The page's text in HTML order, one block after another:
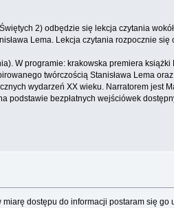
2) odbędzie się lekcja czytania
Lema. Lekcja czytania rozpocznie
W programie: krakowska premiera
twórczością Stanisława Lema
wydarzeń XX wieku. Narratorem
podstawie bezpłatnych wejściówek
dostępu do informacji postaram się go